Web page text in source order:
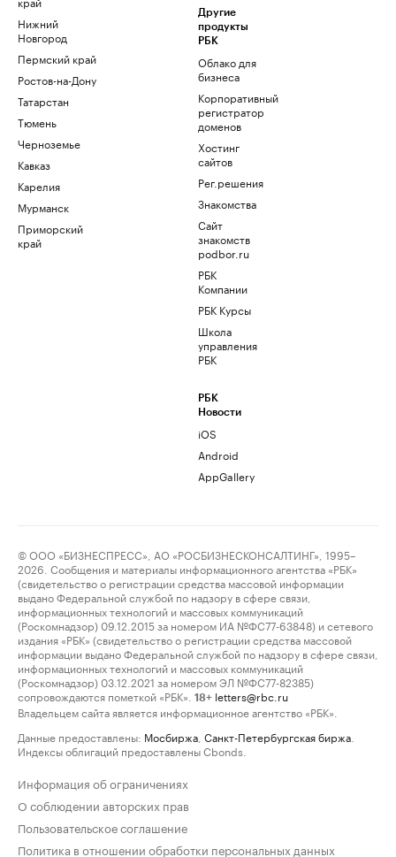
Нижний
Новгород
Пермский край
Ростов-на-Дону
Татарстан
Тюмень
Черноземье
Кавказ
Карелия
Мурманск
Приморский
край
Другие
продукты
РБК
Облако для
бизнеса
Корпоративный
регистратор
доменов
Хостинг
сайтов
Рег.решения
Знакомства
Сайт
знакомств
podbor.ru
РБК
Компании
РБК Курсы
Школа
управления
РБК
РБК
Новости
iOS
Android
AppGallery
© ООО «БИЗНЕСПРЕСС», АО «РОСБИЗНЕСКОНСАЛТИНГ», 1995–
2026. Сообщения и материалы информационного агентства «РБК»
(свидетельство о регистрации средства массовой информации
выдано Федеральной службой по надзору в сфере связи,
информационных технологий и массовых коммуникаций
(Роскомнадзор) 09.12.2015 за номером ИА №ФС77-63848) и сетевого
издания «РБК» (свидетельство о регистрации средства массовой
информации выдано Федеральной службой по надзору в сфере связи,
информационных технологий и массовых коммуникаций
(Роскомнадзор) 03.12.2021 за номером ЭЛ №ФС77-82385)
сопровождаются пометкой «РБК».
18+ letters@rbc.ru
Владельцем сайта является информационное агентство «РБК».
Данные предоставлены: Мосбиржа Санкт-Петербургская биржа
Индексы облигаций предоставлены Cbonds.
Информация об ограничениях
О соблюдении авторских прав
Пользовательское соглашение
Политика в отношении обработки персональных данных